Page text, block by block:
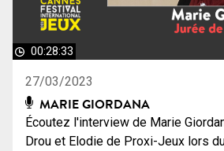
00:28:33
27/03/2023
MARIE GIORDANA
Écoutez l'interview de Marie
Drou et Elodie de Proxi-Jeux lors